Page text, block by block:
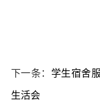
下一条： 学生宿舍
生活会